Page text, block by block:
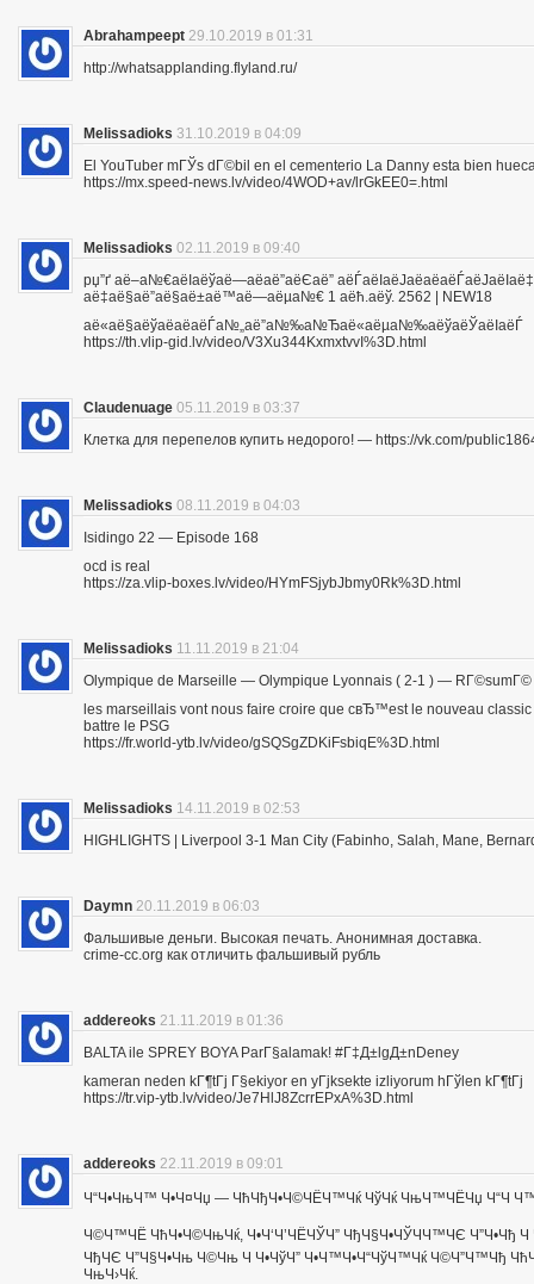
Abrahampeept 29.10.2019 в 01:31
http://whatsapplanding.flyland.ru/
Melissadioks 31.10.2019 в 04:09
El YouTuber mГЎs dГ©bil en el cementerio La Danny esta bien
https://mx.speed-news.lv/video/4WOD+av/lrGkEE0=.html
Melissadioks 02.11.2019 в 09:40
рџ”ґ аё–а№€аёІаёўаё—аё­аё”аёЄаё”
аё‡аё§аё”аё§аё±аё™аё—аёµа№€ 1 аёћ.аёў. 2562 | NEW18
аё«аё§аёўаё­аё­аёЃа№„аё”а№‰а№Ђаё«аёµа№‰аёўаёЎаёІаёЃ
https://th.vlip-gid.lv/video/V3Xu344KxmxtvvI%3D.html
Claudenuage 05.11.2019 в 03:37
Клетка для перепелов купить недорого! — https://vk.com/
Melissadioks 08.11.2019 в 04:03
Isidingo 22 — Episode 168
ocd is real
https://za.vlip-boxes.lv/video/HYmFSjybJbmy0Rk%3D.html
Melissadioks 11.11.2019 в 21:04
Olympique de Marseille — Olympique Lyonnais ( 2-1 ) —
les marseillais vont nous faire croire que cвЂ™est le nouveau
battre le PSG
https://fr.world-ytb.lv/video/gSQSgZDKiFsbiqE%3D.html
Melissadioks 14.11.2019 в 02:53
HIGHLIGHTS | Liverpool 3-1 Man City (Fabinho, Salah, Mane,
Daymn 20.11.2019 в 06:03
Фальшивые деньги. Высокая печать. Анонимная доставка.
crime-cc.org как отличить фальшивый рубль
addereoks 21.11.2019 в 01:36
BALTA ile SPREY BOYA ParГ§alamak! #Г‡Д±lgД±nDeney
kameran neden kГ¶tГј Г§ekiyor en yГјksekte izliyorum hГўlen kГ¶tГј
https://tr.vip-ytb.lv/video/Je7HlJ8ZcrrEPxA%3D.html
addereoks 22.11.2019 в 09:01
Ч“Ч•ЧњЧ™ Ч•Ч¤Чџ — ЧћЧђЧ•Ч©ЧЁЧ™Чќ ЧўЧќ ЧњЧ™ЧЁЧџ Ч“Ч
Ч©Ч™ЧЁ ЧћЧ•Ч©ЧњЧќ, Ч•Ч‘Ч’ЧЁЧЎЧ” ЧђЧ§Ч•ЧЎЧЧ™ЧЄ Ч”Ч•Чђ
ЧђЧЄ Ч”Ч§Ч•Чњ Ч©Чњ Ч Ч•ЧўЧ” Ч•Ч™Ч•Ч“ЧўЧ™Чќ Ч©Ч”Ч™Чђ
ЧњЧ›Чќ.